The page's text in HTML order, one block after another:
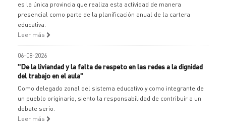
es la única provincia que realiza esta actividad de manera
presencial como parte de la planificación anual de la cartera
educativa.
Leer más
06-08-2026
"De la liviandad y la falta de respeto en las redes a la dignidad
del trabajo en el aula"
Como delegado zonal del sistema educativo y como integrante de
un pueblo originario, siento la responsabilidad de contribuir a un
debate serio.
Leer más